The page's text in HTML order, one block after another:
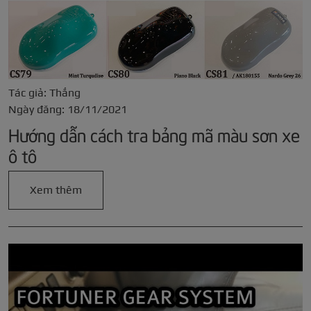
Tác giả: Thắng
Ngày đăng: 18/11/2021
Hướng dẫn cách tra bảng mã màu sơn xe
ô tô
Xem thêm